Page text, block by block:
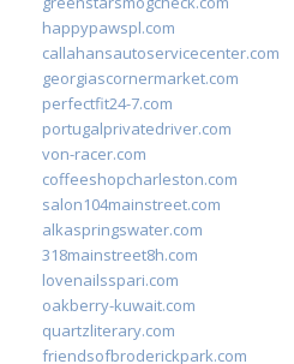
happypawspl.com
callahansautoservicecenter.com
georgiascornermarket.com
perfectfit24-7.com
portugalprivatedriver.com
von-racer.com
coffeeshopcharleston.com
salon104mainstreet.com
alkaspringswater.com
318mainstreet8h.com
lovenailsspari.com
oakberry-kuwait.com
quartzliterary.com
friendsofbroderickpark.com